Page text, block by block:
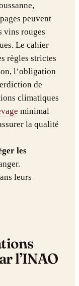
peuvent
vins rouges
Le cahier
règles strictes
l’obligation
de
climatiques
minimal
la qualité
les
leurs
l’INAO